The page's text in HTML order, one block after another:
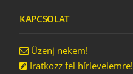
KAPCSOLAT
Üzenj nekem!
Iratkozz fel hírlevelemre!